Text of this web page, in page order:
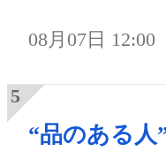
08月07日 12:00
“品のある人